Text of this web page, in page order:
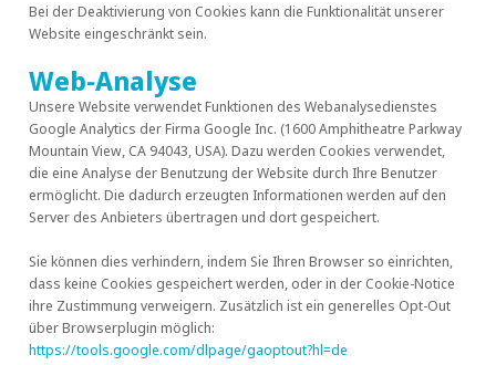
Bei der Deaktivierung von Cookies kann die Funktionalität unserer
Website eingeschränkt sein.
Web-Analyse
Unsere Website verwendet Funktionen des Webanalysedienstes
Google Analytics der Firma Google Inc. (1600 Amphitheatre Parkway
Mountain View, CA 94043, USA). Dazu werden Cookies verwendet,
die eine Analyse der Benutzung der Website durch Ihre Benutzer
ermöglicht. Die dadurch erzeugten Informationen werden auf den
Server des Anbieters übertragen und dort gespeichert.
Sie können dies verhindern, indem Sie Ihren Browser so einrichten,
dass keine Cookies gespeichert werden, oder in der Cookie-Notice
ihre Zustimmung verweigern. Zusätzlich ist ein generelles Opt-Out
über Browserplugin möglich:
https://tools.google.com/dlpage/gaoptout?hl=de